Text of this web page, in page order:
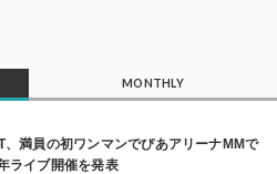
MONTHLY
、満員の初ワンマンでぴあアリーナMMで
ライブ開催を発表